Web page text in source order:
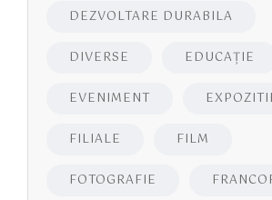
DEZVOLTARE DURABILA
DIVERSE EDUCAŢIE
EVENIMENT
FILIALE FILM
FOTOGRAFIE